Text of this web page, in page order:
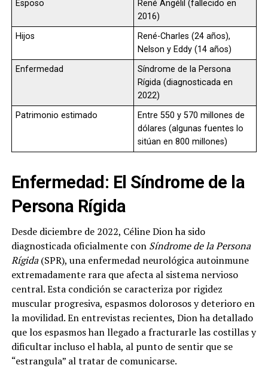
Esposo
René Angélil (fallecido en
2016)
Hijos
René-Charles (24 años),
Nelson y Eddy (14 años)
Enfermedad
Síndrome de la Persona
Rígida (diagnosticada en
2022)
Patrimonio estimado
Entre 550 y 570 millones de
dólares (algunas fuentes lo
sitúan en 800 millones)
Enfermedad: El Síndrome de la
Persona Rígida
Desde diciembre de 2022, Céline Dion ha sido
diagnosticada oficialmente con Síndrome de la Persona
Rígida(SPR), una enfermedad neurológica autoinmune
extremadamente rara que afecta al sistema nervioso
central. Esta condición se caracteriza por rigidez
muscular progresiva, espasmos dolorosos y deterioro en
la movilidad. En entrevistas recientes, Dion ha detallado
que los espasmos han llegado a fracturarle las costillas y
dificultar incluso el habla, al punto de sentir que se
“estrangula” al tratar de comunicarse.